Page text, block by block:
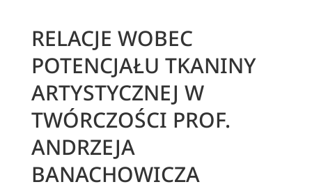
RELACJE WOBEC
POTENCJAŁU TKANINY
ARTYSTYCZNEJ W
TWÓRCZOŚCI PROF.
ANDRZEJA
BANACHOWICZA